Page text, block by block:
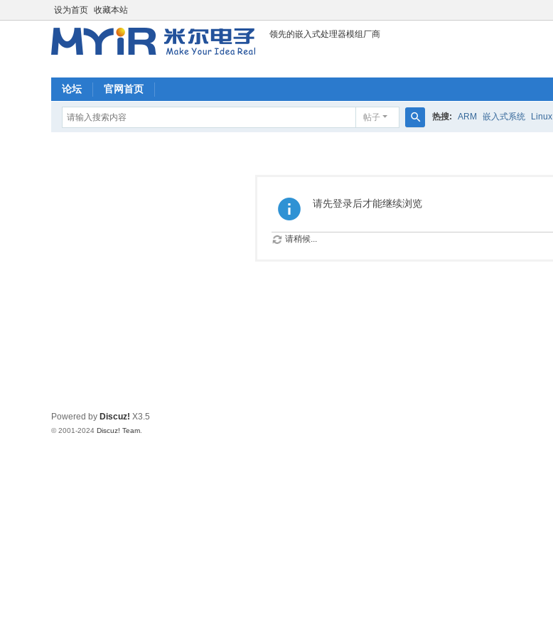
设为首页 收藏本站
领先的嵌入式处理器模组厂商
论坛 官网首页
帖子 热搜: ARM 嵌入式系统 Linux
请先登录后才能继续浏览
请稍候...
Powered by Discuz! X3.5
© 2001-2024 Discuz! Team